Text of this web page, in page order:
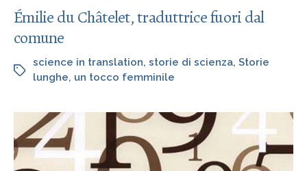
Émilie du Châtelet, traduttrice fuori dal
comune
science in translation, storie di scienza, Storie
lunghe, un tocco femminile